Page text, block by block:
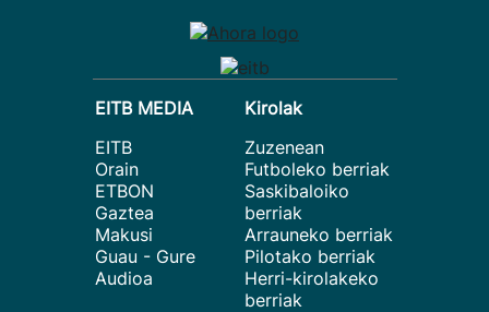
EITB MEDIA
EITB
Orain
ETBON
Gaztea
Makusi
Guau - Gure
Audioa
Kirolak
Zuzenean
Futboleko berriak
Saskibaloiko
berriak
Arrauneko berriak
Pilotako berriak
Herri-kirolakeko
berriak